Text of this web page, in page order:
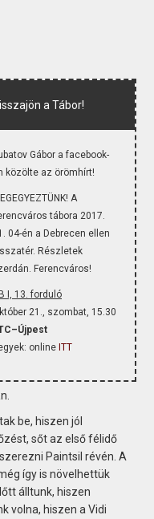
a Tábor!
Gábor a facebook-
közölte az örömhírt!
A
tábora 2017.
04-én a Debrecen ellen
Részletek
Ferencváros!
I, 13. forduló
21., szombat, 15.30
online ITT
be, hiszen jól
sőt az első félidő
Paintsil révén. A
így is növelhettük
álltunk, hiszen
volna, hiszen a Vidi